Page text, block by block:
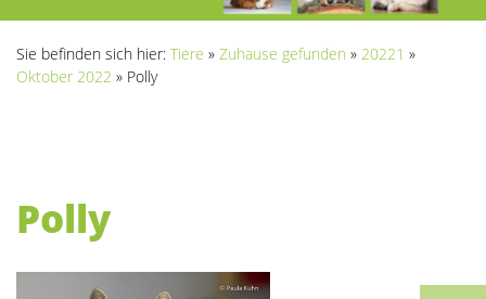
Sie befinden sich hier: Tiere » Zuhause gefunden » 20221 »
Oktober 2022 » Polly
Polly